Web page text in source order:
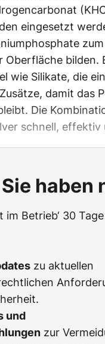
eingesetzt
Oberfläche bilden.
wie Silikate, die
damit das
Die
schnell,
Sie haben
im Betrieb‘ 30
zu aktuellen
und
zur